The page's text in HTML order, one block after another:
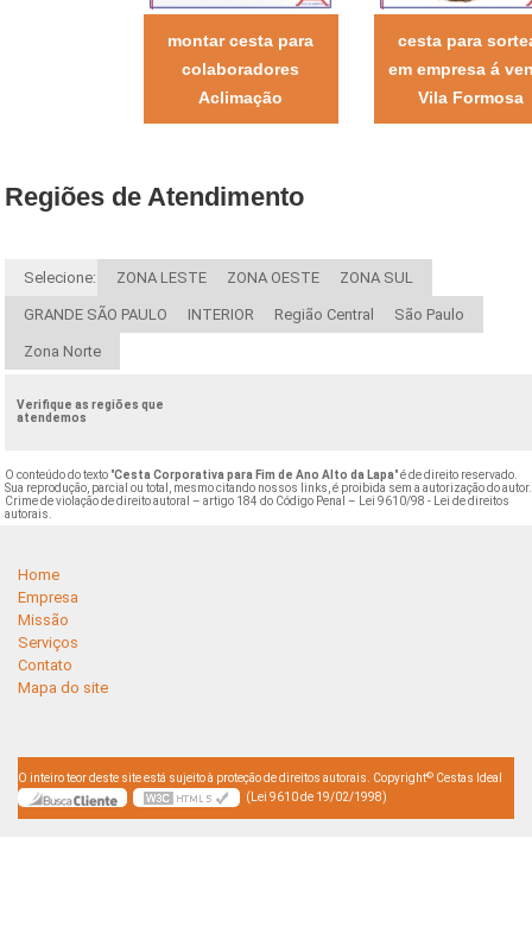
montar cesta para
colaboradores
Aclimação
cesta para
em empresa á
Vila Formosa
Regiões de Atendimento
Selecione: ZONA LESTE ZONA OESTE ZONA SUL
GRANDE SÃO PAULO INTERIOR Região Central São Paulo
Zona Norte
Verifique as regiões que
atendemos
O conteúdo do texto "Cesta Corporativa para Fim de Ano Alto da Lapa" é de direito reservado.
Sua reprodução, parcial ou total, mesmo citando nossos links, é proibida sem a autorização do autor.
Crime de violação de direito autoral – artigo 184 do Código Penal –
Lei 9610/98 - Lei de direitos
autorais
Home
Empresa
Missão
Serviços
Contato
Mapa do site
O inteiro teor deste site está sujeito à proteção de direitos autorais. Copyright© Cestas Ideal
(Lei 9610 de 19/02/1998)